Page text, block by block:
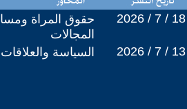
حقوق المراة
المجالات
2026 / 7 / 18
السياسة والعلاقات 2026 / 7 / 13